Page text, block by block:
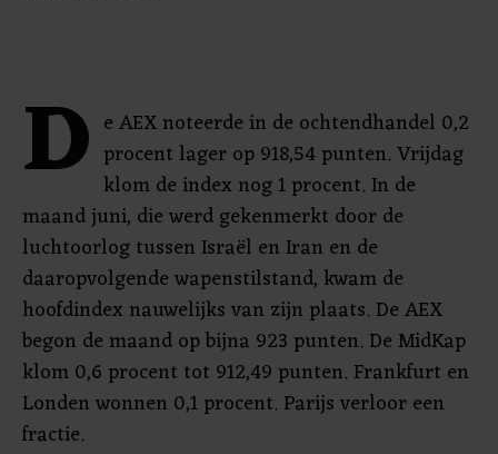
D e AEX noteerde in de ochtendhandel 0,2
procent lager op 918,54 punten. Vrijdag
klom de index nog 1 procent. In de
maand juni, die werd gekenmerkt door de
luchtoorlog tussen Israël en Iran en de
daaropvolgende wapenstilstand, kwam de
hoofdindex nauwelijks van zijn plaats. De AEX
begon de maand op bijna 923 punten. De MidKap
klom 0,6 procent tot 912,49 punten. Frankfurt en
Londen wonnen 0,1 procent. Parijs verloor een
fractie.